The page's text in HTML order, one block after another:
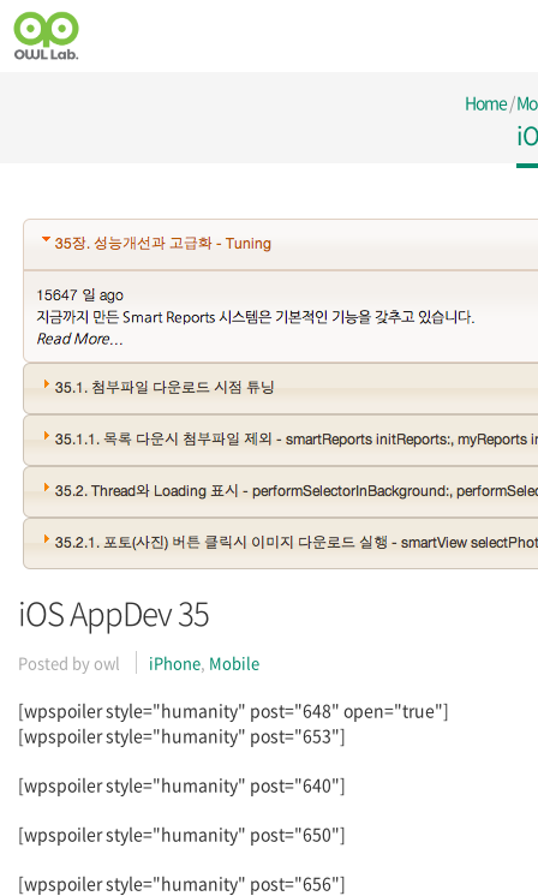
Home/
iOS AppDev 35
Posted by owl iPhone, Mobile
[wpspoiler style="humanity" post="648" open="true"]
[wpspoiler style="humanity" post="653"]
[wpspoiler style="humanity" post="640"]
[wpspoiler style="humanity" post="650"]
[wpspoiler style="humanity" post="656"]